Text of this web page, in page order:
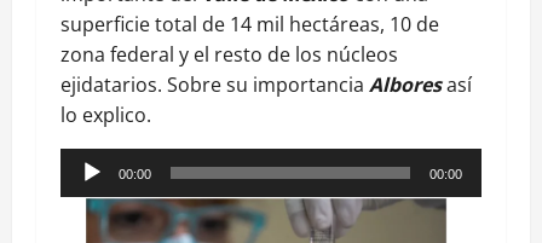
superficie total de 14 mil hectáreas, 10 de
zona federal y el resto de los núcleos
ejidatarios. Sobre su importancia Alboresasí
lo explico.
Reproductor
de
audio
00:00 00:00